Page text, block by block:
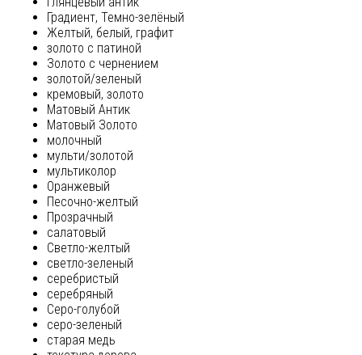
Градиент, Темно-зелёный
Желтый, белый, графит
золото с патиной
Золото с чернением
золотой/зеленый
кремовый, золото
Матовый Антик
Матовый Золото
молочный
мульти/золотой
мультиколор
Оранжевый
Песочно-желтый
Прозрачный
салатовый
Светло-желтый
светло-зеленый
серебристый
серебряный
Серо-голубой
серо-зеленый
старая медь